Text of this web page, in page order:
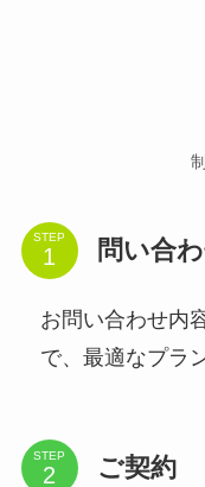
STEP 問い合
お問い合わせ内
で、最適なプラ
STEP ご契約